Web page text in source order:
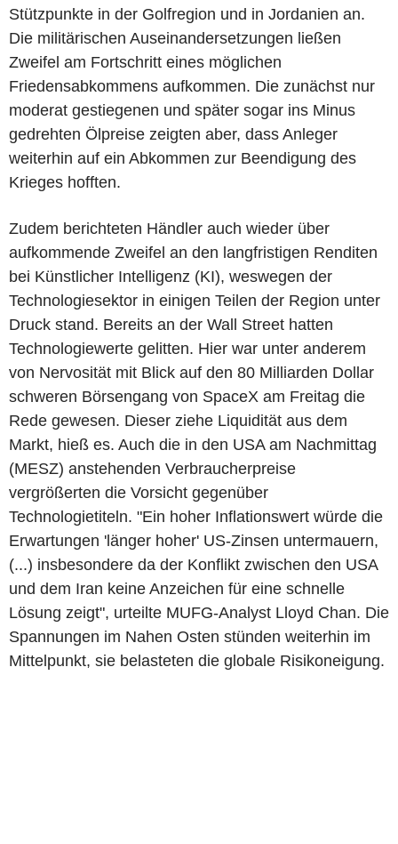
Stützpunkte in der Golfregion und in Jordanien an.
Die militärischen Auseinandersetzungen ließen
Zweifel am Fortschritt eines möglichen
Friedensabkommens aufkommen. Die zunächst nur
moderat gestiegenen und später sogar ins Minus
gedrehten Ölpreise zeigten aber, dass Anleger
weiterhin auf ein Abkommen zur Beendigung des
Krieges hofften.
Zudem berichteten Händler auch wieder über
aufkommende Zweifel an den langfristigen Renditen
bei Künstlicher Intelligenz (KI), weswegen der
Technologiesektor in einigen Teilen der Region unter
Druck stand. Bereits an der Wall Street hatten
Technologiewerte gelitten. Hier war unter anderem
von Nervosität mit Blick auf den 80 Milliarden Dollar
schweren Börsengang von SpaceX am Freitag die
Rede gewesen. Dieser ziehe Liquidität aus dem
Markt, hieß es. Auch die in den USA am Nachmittag
(MESZ) anstehenden Verbraucherpreise
vergrößerten die Vorsicht gegenüber
Technologietiteln. "Ein hoher Inflationswert würde die
Erwartungen 'länger hoher' US-Zinsen untermauern,
(...) insbesondere da der Konflikt zwischen den USA
und dem Iran keine Anzeichen für eine schnelle
Lösung zeigt", urteilte MUFG-Analyst Lloyd Chan. Die
Spannungen im Nahen Osten stünden weiterhin im
Mittelpunkt, sie belasteten die globale Risikoneigung.